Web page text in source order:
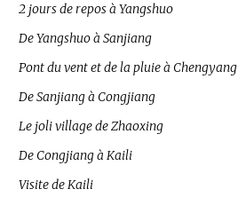
2 jours de repos à Yangshuo
De Yangshuo à Sanjiang
Pont du vent et de la pluie à Chengyang
De Sanjiang à Congjiang
Le joli village de Zhaoxing
De Congjiang à Kaili
Visite de Kaili